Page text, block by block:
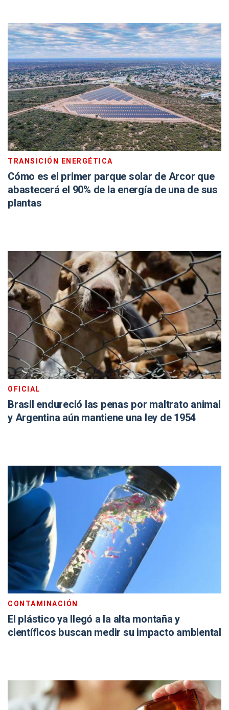
TRANSICIÓN ENERGÉTICA
Cómo es el primer parque solar de Arcor que
abastecerá el 90% de la energía de una de sus
plantas
OFICIAL
Brasil endureció las penas por maltrato animal
y Argentina aún mantiene una ley de 1954
CONTAMINACIÓN
El plástico ya llegó a la alta montaña y
científicos buscan medir su impacto ambiental